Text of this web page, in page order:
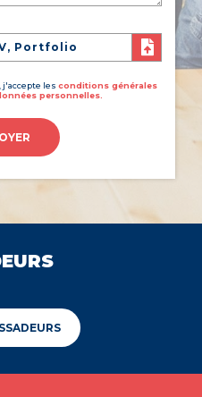
Portfolio
j'accepte les conditions générales
personnelles.